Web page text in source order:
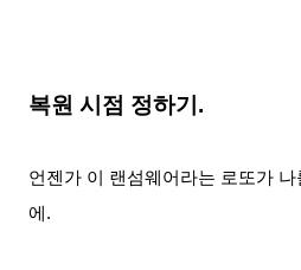
복원 시점 정하기.
언젠가 이 랜섬웨어라는 로또가 나
에.